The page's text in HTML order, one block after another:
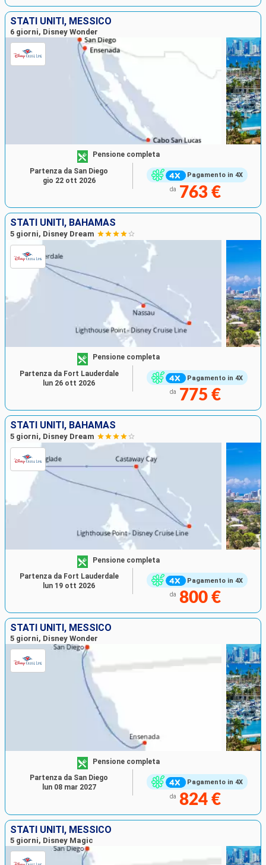
STATI UNITI, MESSICO
6 giorni, Disney Wonder
Pagamento in 4X
Pensione completa
da 763 €
Partenza da San Diego
gio 22 ott 2026
STATI UNITI, BAHAMAS
5 giorni, Disney Dream
Pagamento in 4X
Pensione completa
da 775 €
Partenza da Fort Lauderdale
lun 26 ott 2026
STATI UNITI, BAHAMAS
5 giorni, Disney Dream
Pagamento in 4X
Pensione completa
da 800 €
Partenza da Fort Lauderdale
lun 19 ott 2026
STATI UNITI, MESSICO
5 giorni, Disney Wonder
Pagamento in 4X
Pensione completa
da 824 €
Partenza da San Diego
lun 08 mar 2027
STATI UNITI, MESSICO
5 giorni, Disney Magic